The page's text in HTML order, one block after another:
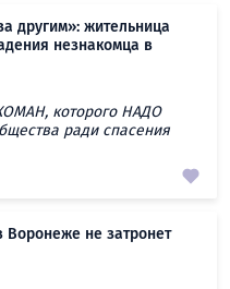
другим»: жительница
незнакомца в
которого НАДО
ради спасения
не затронет